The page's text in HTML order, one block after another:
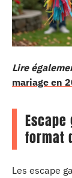
Lire
mariage en
format
Les escape